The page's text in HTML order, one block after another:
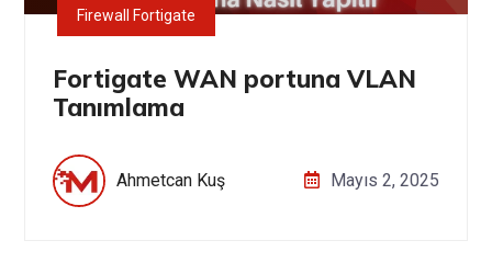
Firewall Fortigate
Fortigate WAN portuna VLAN
Tanımlama
Ahmetcan Kuş Mayıs 2, 2025